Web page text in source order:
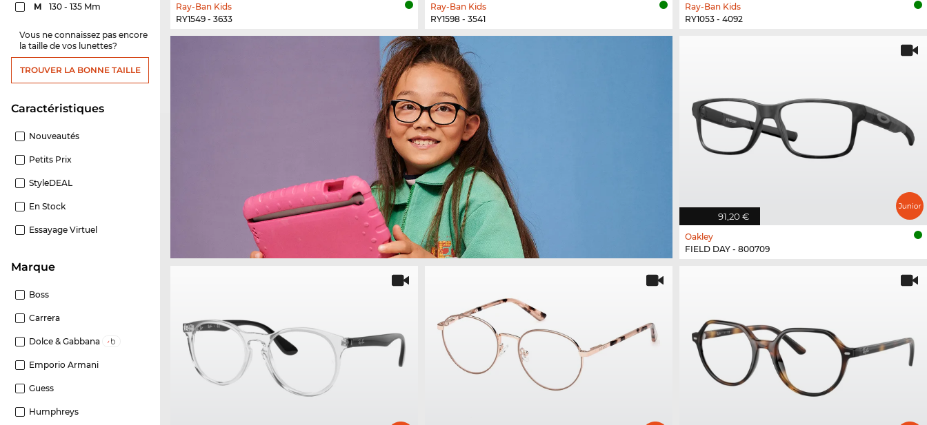
M 130 - 135 Mm
Vous ne connaissez pas encore
la taille de vos lunettes?
TROUVER LA BONNE TAILLE
Caractéristiques
Nouveautés
Petits Prix
StyleDEAL
En Stock
Essayage Virtuel
Marque
Boss
Carrera
Dolce & Gabbana
Emporio Armani
Guess
Humphreys
Ray-Ban Kids
RY1549 - 3633
Ray-Ban Kids
RY1598 - 3541
Ray-Ban Kids
RY1053 - 4092
91,20 €
Oakley
FIELD DAY - 800709